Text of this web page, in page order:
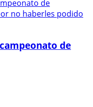
de